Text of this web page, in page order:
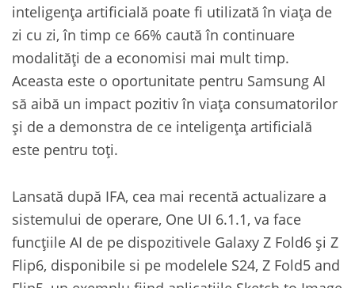
inteligența artificială poate fi utilizată în viața de
zi cu zi, în timp ce 66% caută în continuare
modalități de a economisi mai mult timp.
Aceasta este o oportunitate pentru Samsung AI
să aibă un impact pozitiv în viața consumatorilor
și de a demonstra de ce inteligența artificială
este pentru toți.
Lansată după IFA, cea mai recentă actualizare a
sistemului de operare, One UI 6.1.1, va face
funcțiile AI de pe dispozitivele Galaxy Z Fold6 și Z
Flip6, disponibile si pe modelele S24, Z Fold5 and